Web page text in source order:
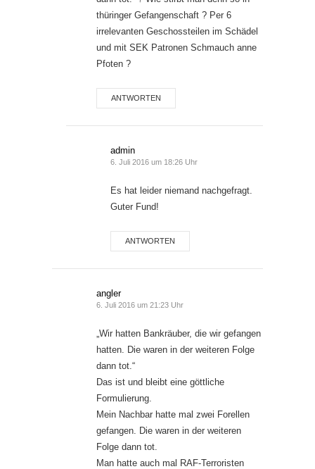
thüringer Gefangenschaft ? Per 6
irrelevanten Geschossteilen im Schädel
und mit SEK Patronen Schmauch anne
Pfoten ?
ANTWORTEN
admin
6. Juli 2016 um 18:26 Uhr
Es hat leider niemand nachgefragt.
Guter Fund!
ANTWORTEN
angler
6. Juli 2016 um 21:23 Uhr
„Wir hatten Bankräuber, die wir gefangen
hatten. Die waren in der weiteren Folge
dann tot.“
Das ist und bleibt eine göttliche
Formulierung.
Mein Nachbar hatte mal zwei Forellen
gefangen. Die waren in der weiteren
Folge dann tot.
Man hatte auch mal RAF-Terroristen